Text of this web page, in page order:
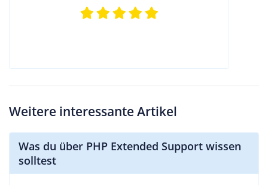
Weitere interessante Artikel
Was du über PHP Extended Support wissen
solltest